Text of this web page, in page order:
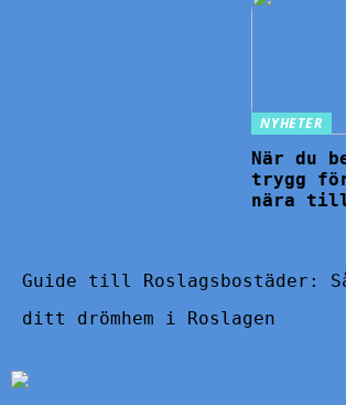
NYHETER
När du
trygg
nära till
Guide till Roslagsbostäder:
ditt drömhem i Roslagen